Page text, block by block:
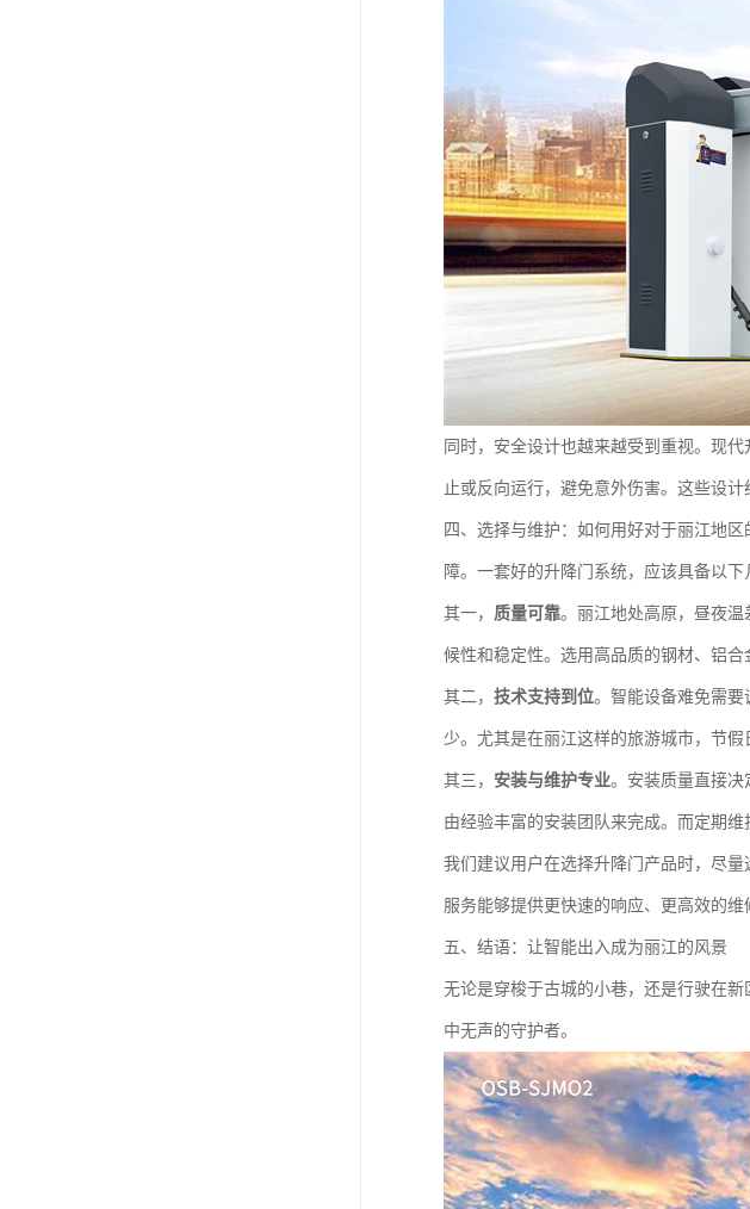
同时，安全设计也越来越受到重视。现
止或反向运行，避免意外伤害。这些设
四、选择与维护：如何用好对于丽江地
障。一套好的升降门系统，应该具备以下
其一， 质量可靠。丽江地处高原，昼夜
候性和稳定性。选用高品质的钢材、铝
其二， 技术支持到位。智能设备难免需
少。尤其是在丽江这样的旅游城市，节假
其三， 安装与维护专业。安装质量直接决
由经验丰富的安装团队来完成。而定期
我们建议用户在选择升降门产品时，尽
服务能够提供更快速的响应、更高效的维
五、结语：让智能出入成为丽江的风景
无论是穿梭于古城的小巷，还是行驶在
中无声的守护者。